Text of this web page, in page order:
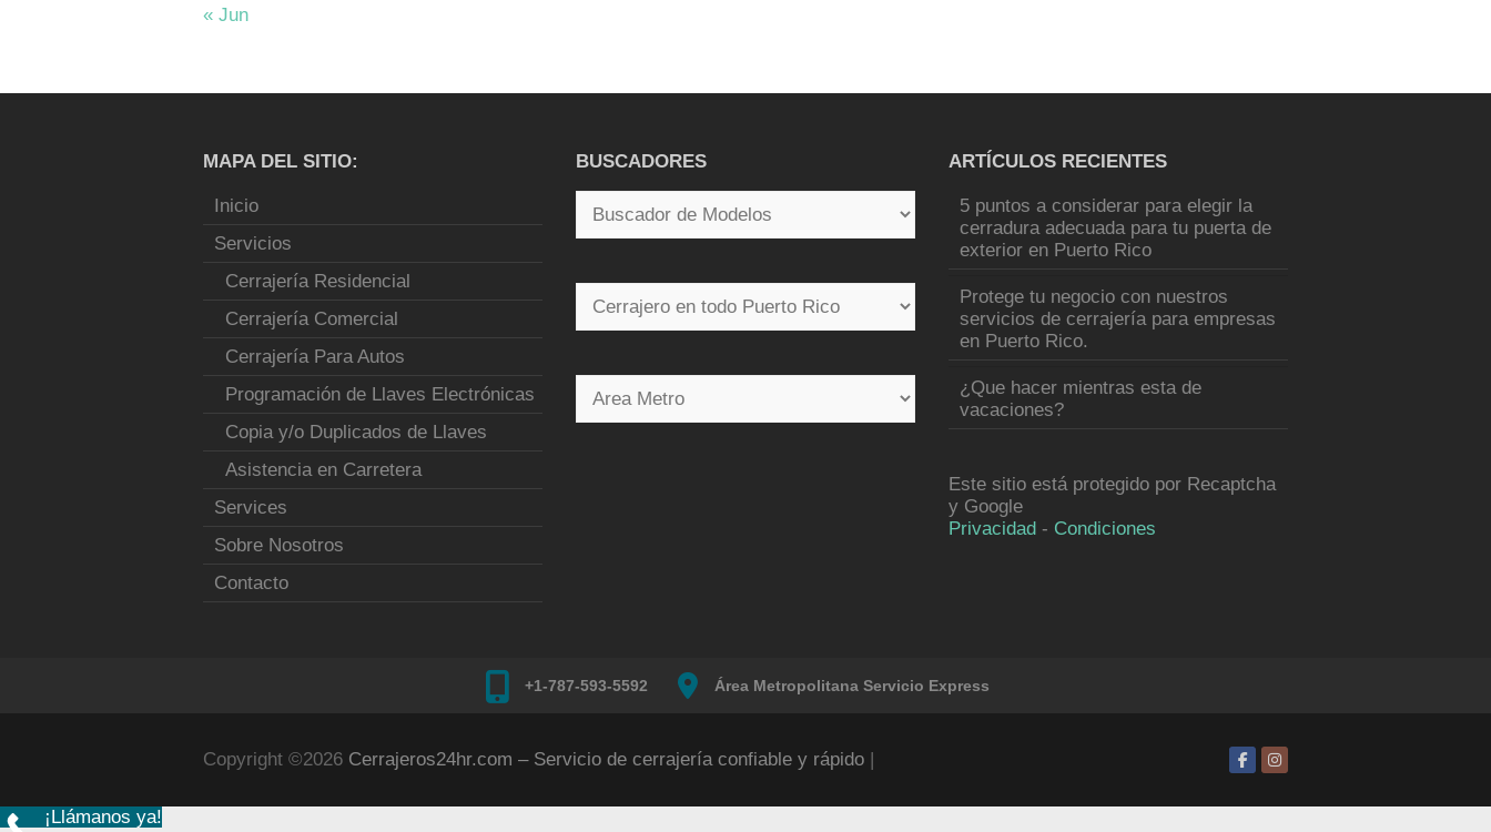
« Jun
MAPA DEL SITIO:
Inicio
Servicios
Cerrajería Residencial
Cerrajería Comercial
Cerrajería Para Autos
Programación de Llaves Electrónicas
Copia y/o Duplicados de Llaves
Asistencia en Carretera
Services
Sobre Nosotros
Contacto
BUSCADORES ARTÍCULOS RECIENTES
5 puntos a considerar para elegir la
cerradura adecuada para tu puerta de
exterior en Puerto Rico
Protege tu negocio con nuestros
servicios de cerrajería para empresas
en Puerto Rico.
¿Que hacer mientras esta de
vacaciones?
Este sitio está protegido por Recaptcha
y Google
Privacidad- Condiciones
+1-787-593-5592 Área Metropolitana Servicio Express
Copyright ©2026 Cerrajeros24hr.com – Servicio de cerrajería confiable y rápido |
¡Llámanos ya!